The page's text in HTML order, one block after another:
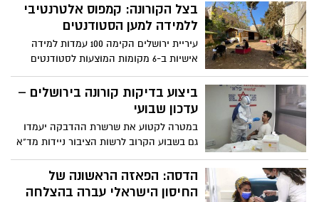
שהו בבתיהם. החזרה ללימודים הינה בכפוף
למתווה משרד החינוך ואישור התקנות
בצל הקורונה: קמפוס אלטרנטיבי
ללמידה למען הסטודנטים
עיריית ירושלים הקימה 100 עמדות למידה
אישיות ב-6 מקומות המוצעות לסטודנטים
בהרשמה מראש
ביצוע בדיקות קורונה בירושלים –
עדכון שבועי
במטרה לקטוע את שרשרת ההדבקה יעמדו
גם בשבוע הקרוב לרשות הציבור ניידות מד"א
במספר מוקדים בירושלים. לציין כי הבדיקות
נערכות ללא צורך בהפניה וללא תשלום
הדסה: הפאזה הראשונה של
החיסון הישראלי עברה בהצלחה